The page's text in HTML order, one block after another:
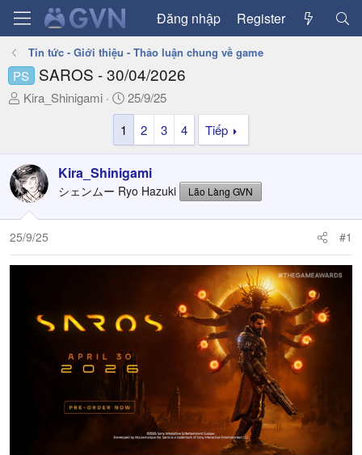
Đăng nhập Register
Tin tức - Giới thiệu - Thảo luận chung về game
PS SAROS - 30/04/2026
T
a
d
s
t
a
t
Kira_Shinigami
N
g
y
ử
i
25/9/25
1
2 3 4 Tiếp
Kira_Shinigami
シェンムー Ryo Hazuki Lão Làng GVN
25/9/25 #1